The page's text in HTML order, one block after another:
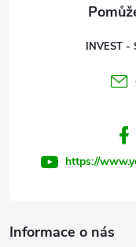
Informace o nás
INVEST -
https://